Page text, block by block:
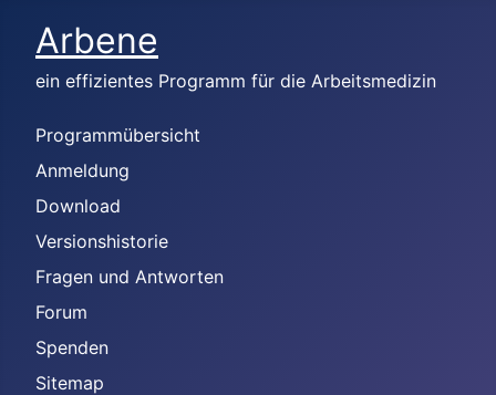
Arbene
ein effizientes Programm für die Arbeitsmedizin
Programmübersicht
Anmeldung
Download
Versionshistorie
Fragen und Antworten
Forum
Spenden
Sitemap